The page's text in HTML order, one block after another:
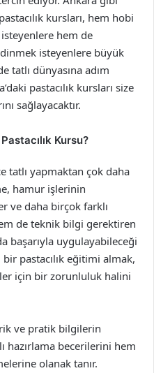
kursları, hem hobi
hem de
isteyenlere büyük
tatlı dünyasına adım
pastacılık kursları size
sağlayacaktır.
Kursu?
tatlı yapmaktan çok daha
hamur işlerinin
ve daha birçok farklı
de teknik bilgi gerektiren
başarıyla uygulayabileceği
pastacılık eğitimi almak,
için bir zorunluluk halini
ve pratik bilgilerin
hazırlama becerilerini hem
olanak tanır.